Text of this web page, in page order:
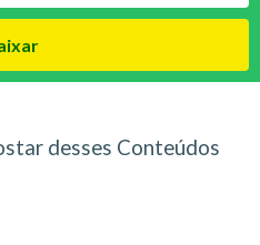
desses Conteúdos